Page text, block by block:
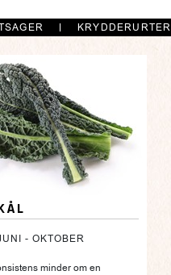
KRYDDERURTER
- OKTOBER
minder om en